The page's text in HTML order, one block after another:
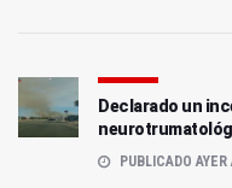
Declarado un
PUBLICADO